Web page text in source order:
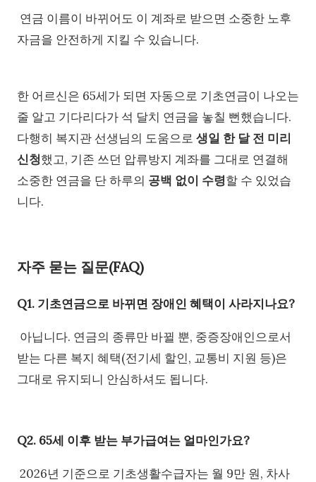
연금 이름이 바뀌어도 이 계좌로 받으면 소중한 노후
자금을 안전하게 지킬 수 있습니다.
한 어르신은 65세가 되면 자동으로 기초연금이 나오는
줄 알고 기다리다가 석 달치 연금을 놓칠 뻔했습니다.
다행히 복지관 선생님의 도움으로 생일 한 달 전 미리
신청했고, 기존 쓰던 압류방지 계좌를 그대로 연결해
소중한 연금을 단 하루의 공백 없이 수령할 수 있었습
니다.
자주 묻는 질문(FAQ)
Q1. 기초연금으로 바뀌면 장애인 혜택이 사라지나요?
아닙니다. 연금의 종류만 바뀔 뿐, 중증장애인으로서
받는 다른 복지 혜택(전기세 할인, 교통비 지원 등)은
그대로 유지되니 안심하셔도 됩니다.
Q2. 65세 이후 받는 부가급여는 얼마인가요?
2026년 기준으로 기초생활수급자는 월 9만 원, 차사